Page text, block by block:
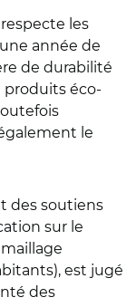
les
année de
de durabilité
produits éco-
le
des soutiens
sur le
est jugé
des